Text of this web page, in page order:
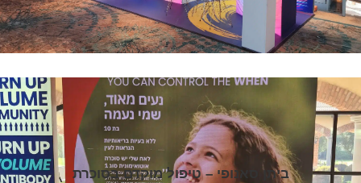
ביתן סאנופי – טיפול מוקדם בסוכרת